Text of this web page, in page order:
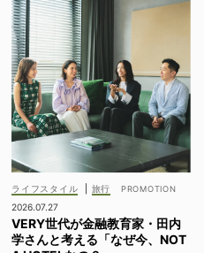
ライフスタイル
旅行
2026.07.27
VERY世代が金融教育家・田内
学さんと考える「なぜ今、NOT